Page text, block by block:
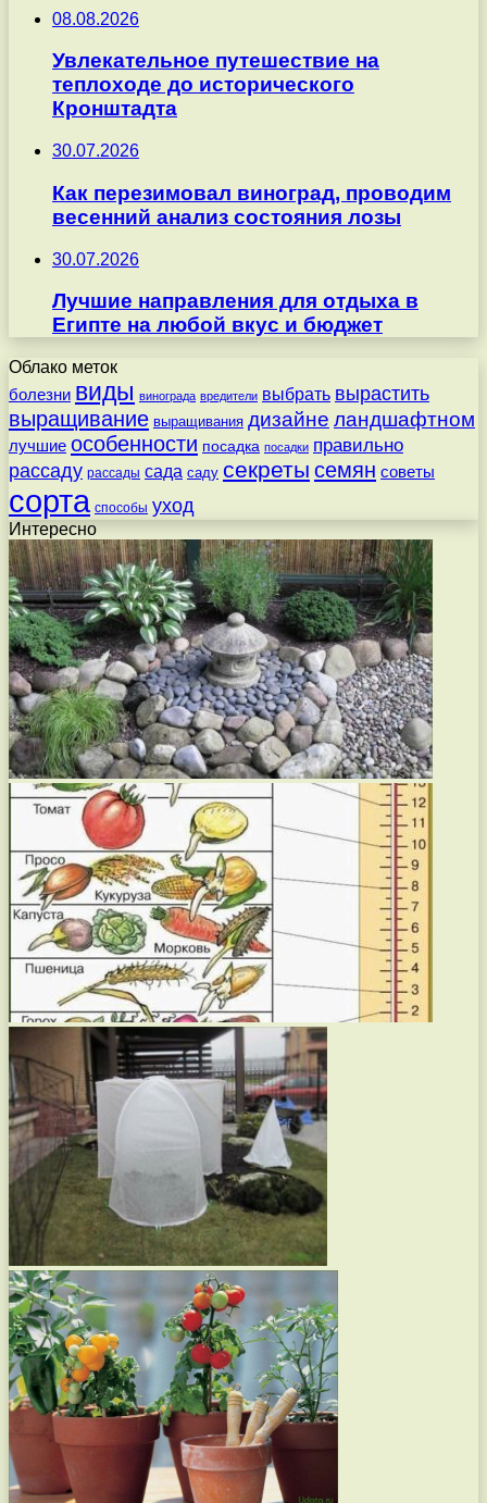
08.08.2026
Увлекательное путешествие на
теплоходе до исторического
Кронштадта
30.07.2026
Как перезимовал виноград, проводим
весенний анализ состояния лозы
30.07.2026
Лучшие направления для отдыха в
Египте на любой вкус и бюджет
Облако меток
болезни виды винограда вредители выбрать вырастить
выращивание выращивания дизайне ландшафтном
лучшие особенности посадка посадки правильно
рассаду рассады сада саду секреты семян советы
сорта способы уход
Интересно